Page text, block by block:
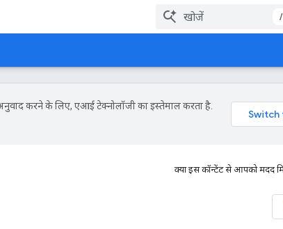
/
करने के लिए, एआई टेक्नोलॉजी का इस्तेमाल करता है.
क्या इस कॉन्टेंट से आपको मदद